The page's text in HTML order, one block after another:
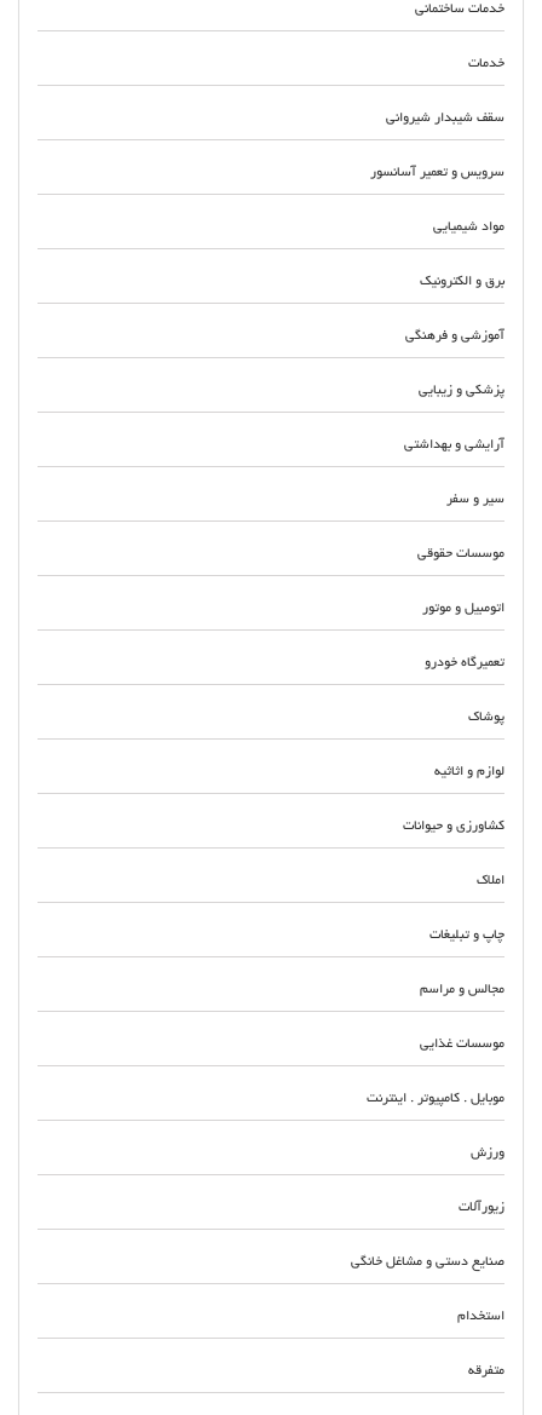
خدمات ساختمانی
خدمات
سقف شیبدار شیروانی
سرویس و تعمیر آسانسور
مواد شیمیایی
برق و الکترونیک
آموزشی و فرهنگی
پزشکی و زیبایی
آرایشی و بهداشتی
سیر و سفر
موسسات حقوقی
اتومبیل و موتور
تعمیرگاه خودرو
پوشاک
لوازم و اثاثیه
کشاورزی و حیوانات
املاک
چاپ و تبلیغات
مجالس و مراسم
موسسات غذایی
موبایل . کامپیوتر . اینترنت
ورزش
زیورآلات
صنایع دستی و مشاغل خانگی
استخدام
متفرقه